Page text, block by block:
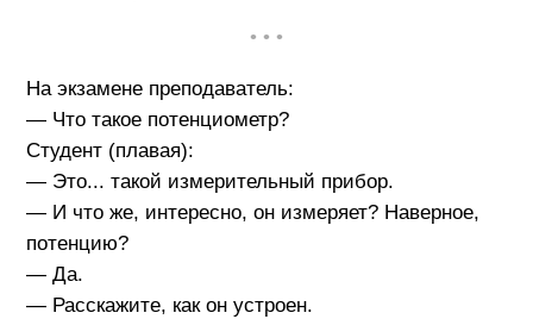
• • •
На экзамене преподаватель:
— Что такое потенциометр?
Студент (плавая):
— Это... такой измерительный прибор.
— И что же, интересно, он измеряет? Наверное,
потенцию?
— Да.
— Расскажите, как он устроен.